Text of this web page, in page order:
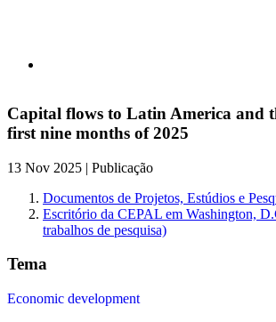
Capital flows to Latin America and
first nine months of 2025
13 Nov 2025 | Publicação
Documentos de Projetos, Estúdios e
Escritório da CEPAL em Washington,
trabalhos de pesquisa)
Tema
Economic development